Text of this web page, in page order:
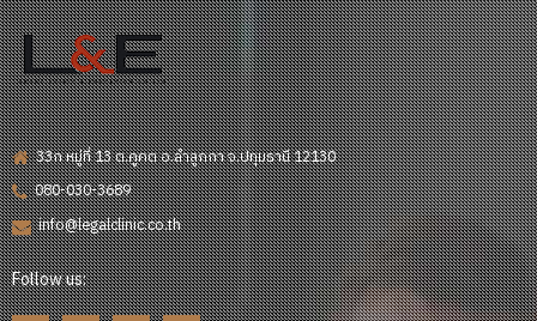
33ก หมู่ที่ 13 ต.คูคต อ.ลำลูกกา จ.ปทุมธานี 12130
080-030-3689
info@legalclinic.co.th
Follow us: